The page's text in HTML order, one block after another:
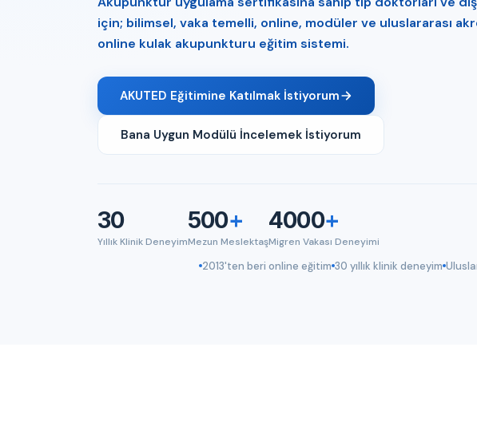
için; bilimsel, vaka temelli, online, modüler ve uluslararası
online kulak akupunkturu eğitim sistemi.
AKUTED Eğitimine Katılmak İstiyorum
Bana Uygun Modülü İncelemek İstiyorum
30
Yıllık Klinik Deneyim
500+
Mezun Meslektaş
4000+
Migren Vakası Deneyimi
2013'ten beri online eğitim 30 yıllık klinik deneyim